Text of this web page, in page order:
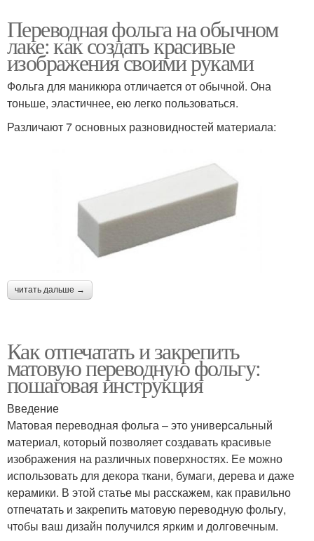
Переводная фольга на обычном
лаке: как создать красивые
изображения своими руками
Фольга для маникюра отличается от обычной. Она
тоньше, эластичнее, ею легко пользоваться.
Различают 7 основных разновидностей материала:
читать дальше →
Как отпечатать и закрепить
матовую переводную фольгу:
пошаговая инструкция
Введение
Матовая переводная фольга – это универсальный
материал, который позволяет создавать красивые
изображения на различных поверхностях. Ее можно
использовать для декора ткани, бумаги, дерева и даже
керамики. В этой статье мы расскажем, как правильно
отпечатать и закрепить матовую переводную фольгу,
чтобы ваш дизайн получился ярким и долговечным.